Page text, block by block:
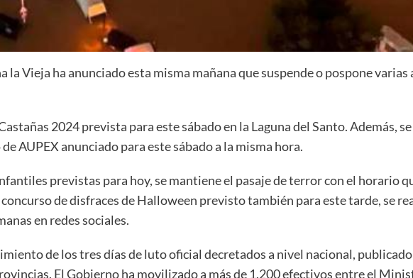
la Vieja ha anunciado esta misma mañana que suspende o pospone
2024 prevista para este sábado en la Laguna del Santo. Además,
AUPEX anunciado para este sábado a la misma hora.
previstas para hoy, se mantiene el pasaje de terror con el horario
de disfraces de Halloween previsto también para este tarde, se
en redes sociales.
de los tres días de luto oficial decretados a nivel nacional, publicado
El Gobierno ha movilizado a más de 1.200 efectivos entre el